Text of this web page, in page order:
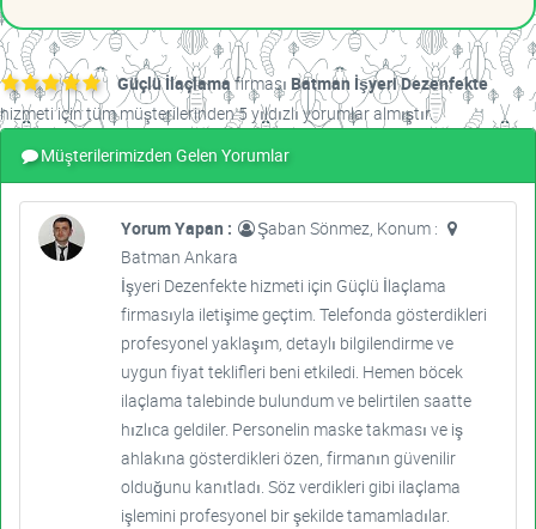
Güçlü İlaçlamafirması Batman İşyeri Dezenfekte
hizmeti için tüm müşterilerinden 5 yıldızlı yorumlar almıştır.
Müşterilerimizden Gelen Yorumlar
Yorum Yapan :
Şaban Sönmez, Konum :
Batman Ankara
İşyeri Dezenfekte hizmeti için Güçlü İlaçlama
firmasıyla iletişime geçtim. Telefonda gösterdikleri
profesyonel yaklaşım, detaylı bilgilendirme ve
uygun fiyat teklifleri beni etkiledi. Hemen böcek
ilaçlama talebinde bulundum ve belirtilen saatte
hızlıca geldiler. Personelin maske takması ve iş
ahlakına gösterdikleri özen, firmanın güvenilir
olduğunu kanıtladı. Söz verdikleri gibi ilaçlama
işlemini profesyonel bir şekilde tamamladılar.